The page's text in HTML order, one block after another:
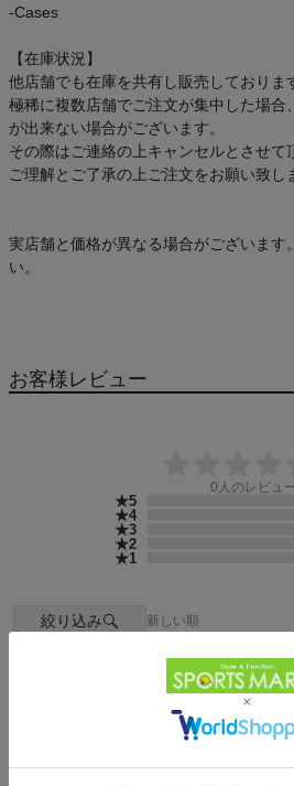
-Cases
【在庫状況】
他店舗でも在庫を共有し販売しておりま
極稀に複数店舗でご注文が集中した場合
が出来ない場合がございます。
その際はご連絡の上キャンセルとさせて
ご理解とご了承の上ご注文をお願い致し
実店舗と価格が異なる場合がございます
い。
お客様レビュー
0 人のレビュ
★5
★4
★3
★2
★1
絞り込み 新しい順
まだレビューは投稿され